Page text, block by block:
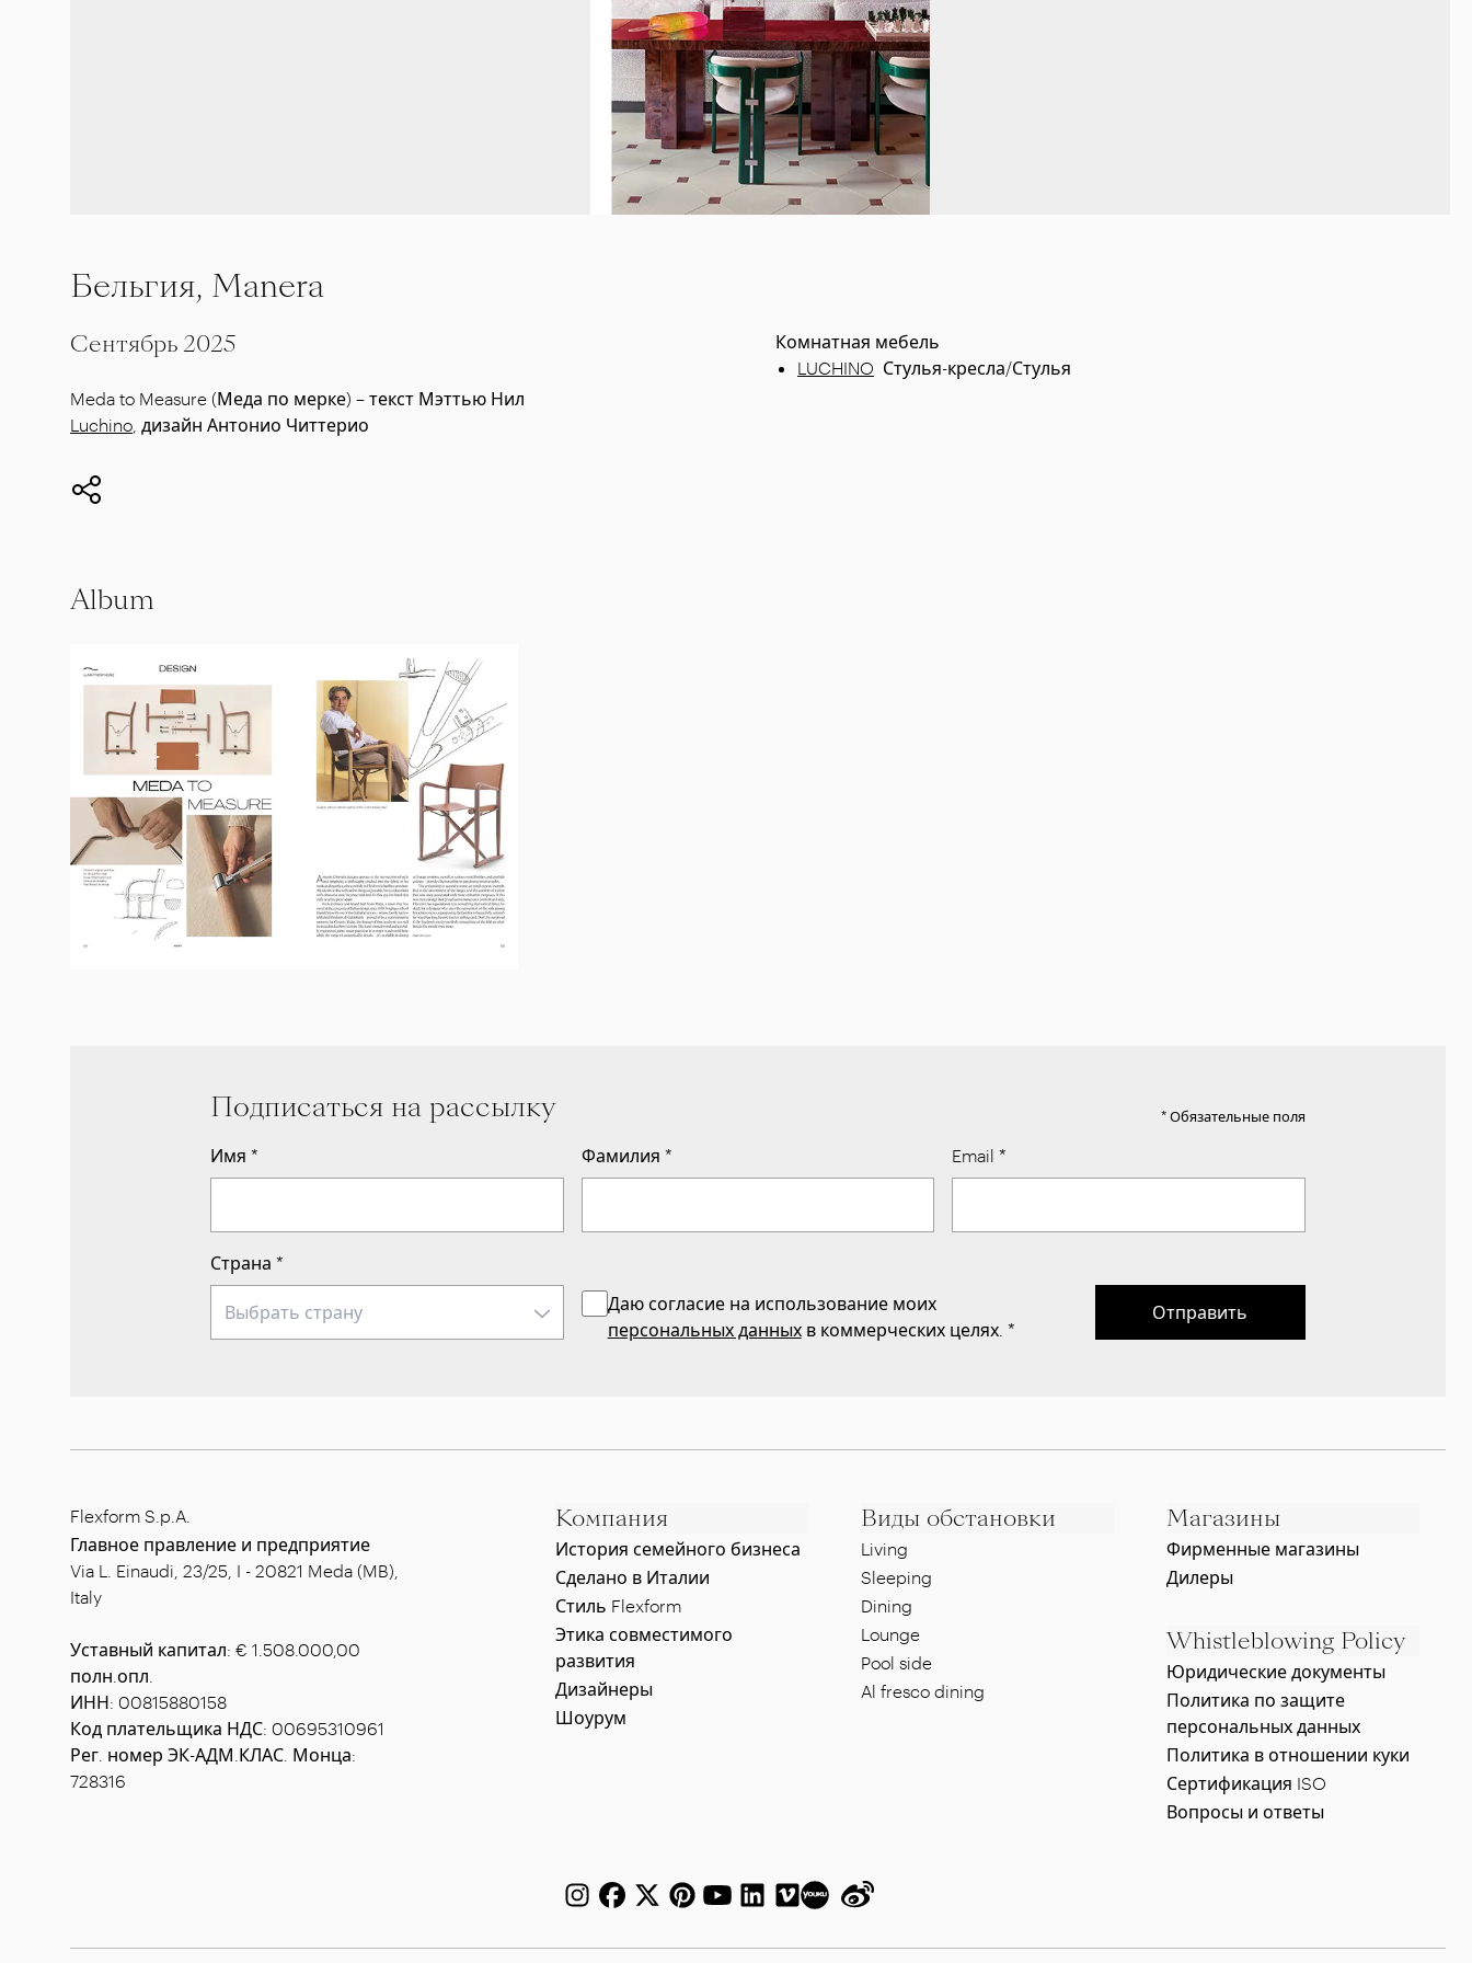
Бельгия, Manera
Сентябрь 2025
Meda to Measure (Меда по мерке) – текст Мэттью Нил
Luchino , дизайн Антонио Читтерио
Комнатная мебель
LUCHINO Стулья-кресла/Стулья
Album
Подписаться на рассылку * Обязательные поля
Имя * Фамилия * Email *
Страна *
Даю согласие на использование моих
персональных данныхв коммерческих целях. *
Отправить
Flexform S.p.A.
Главное правление и предприятие
Via L. Einaudi, 23/25, I - 20821 Meda (MB),
Italy
Уставный капитал: € 1.508.000,00
полн.опл.
ИНН: 00815880158
Код плательщика НДС: 00695310961
Рег. номер ЭК-АДМ.КЛАС. Монца:
728316
Компания
История семейного бизнеса
Сделано в Италии
Стиль Flexform
Этика совместимого
развития
Дизайнеры
Шоурум
Виды обстановки
Living
Sleeping
Dining
Lounge
Pool side
Al fresco dining
Магазины
Фирменные магазины
Дилеры
Whistleblowing Policy
Юридические документы
Политика по защите
персональных данных
Политика в отношении куки
Сертификация ISO
Вопросы и ответы